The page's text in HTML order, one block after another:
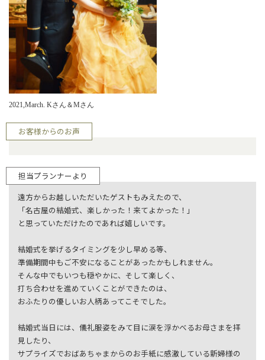
2021,March. Kさん＆Mさん
お客様からのお声
担当プランナーより
遠方からお越しいただいたゲストもみえたので、
「名古屋の結婚式、楽しかった！来てよかった！」
と思っていただけたのであれば嬉しいです。
結婚式を挙げるタイミングを少し早める等、
準備期間中もご不安になることがあったかもしれません。
そんな中でもいつも穏やかに、そして楽しく、
打ち合わせを進めていくことができたのは、
おふたりの優しいお人柄あってこそでした。
結婚式当日には、儀礼服姿をみて目に涙を浮かべるお母さまを拝
見したり、
サプライズでおばあちゃまからのお手紙に感激している新婦様の